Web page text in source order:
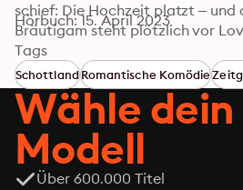
schief: Die Hochzeit platzt – und
Bräutigam steht plötzlich vor
dass sie ihm hilft, seine Ex-
zurückzugewinnen. Als ob das
warum schlägt Lovelyns Herz
sobald Ian in der Nähe ist – es
diese verflixte Liebe sein?
Hörbuch: 15. April 2023
Tags
SchottlandRomantische Komödie
Wähle
Modell
Über 600.000 Titel